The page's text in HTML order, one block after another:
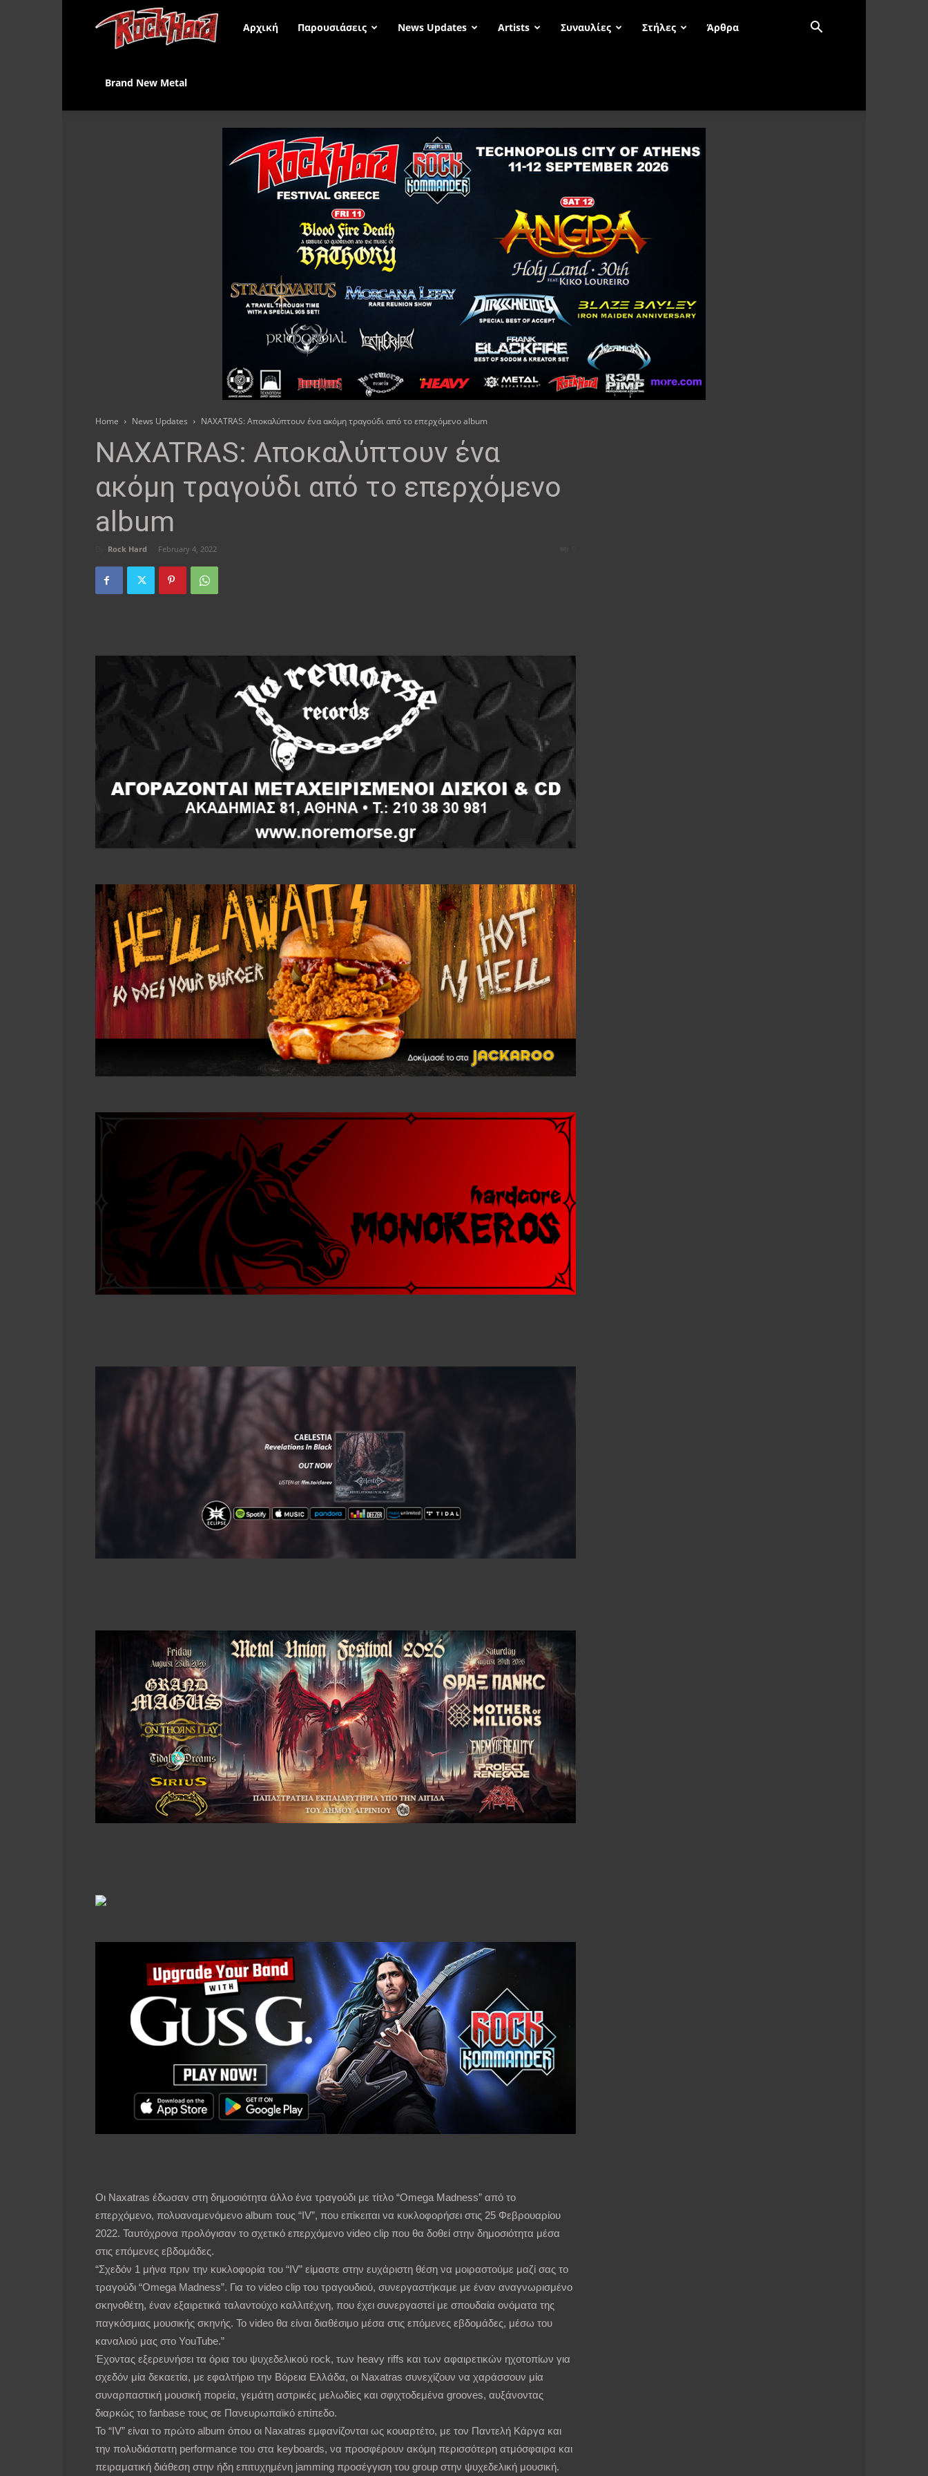
Rock
Αρχική Παρουσιάσεις News Updates Artists Συναυλίες Στήλες Άρθρα
Brand New Metal
Home News Updates NAXATRAS: Αποκαλύπτουν ένα ακόμη τραγούδι από το επερχόμενο album
NAXATRAS: Αποκαλύπτουν ένα
ακόμη τραγούδι από το επερχόμενο
album
Rock Hard February 4, 2022
Οι Naxatras έδωσαν στη δημοσιότητα άλλο ένα τραγούδι με τίτλο “Omega Madness” από το
επερχόμενο, πολυαναμενόμενο album τους “IV”, που επίκειται να κυκλοφορήσει στις 25 Φεβρουαρίου
2022. Ταυτόχρονα προλόγισαν το σχετικό επερχόμενο video clip που θα δοθεί στην δημοσιότητα μέσα
στις επόμενες εβδομάδες.
“Σχεδόν 1 μήνα πριν την κυκλοφορία του “IV” είμαστε στην ευχάριστη θέση να μοιραστούμε μαζί σας το
τραγούδι “Omega Madness”. Για το video clip του τραγουδιού, συνεργαστήκαμε με έναν αναγνωρισμένο
σκηνοθέτη, έναν εξαιρετικά ταλαντούχο καλλιτέχνη, που έχει συνεργαστεί με σπουδαία ονόματα της
παγκόσμιας μουσικής σκηνής. Το video θα είναι διαθέσιμο μέσα στις επόμενες εβδομάδες, μέσω του
καναλιού μας στο YouTube.”
Έχοντας εξερευνήσει τα όρια του ψυχεδελικού rock, των heavy riffs και των αφαιρετικών ηχοτοπίων για
σχεδόν μία δεκαετία, με εφαλτήριο την Βόρεια Ελλάδα, οι Naxatras συνεχίζουν να χαράσσουν μία
συναρπαστική μουσική πορεία, γεμάτη αστρικές μελωδίες και σφιχτοδεμένα grooves, αυξάνοντας
διαρκώς το fanbase τους σε Πανευρωπαϊκό επίπεδο.
Το “IV” είναι το πρώτο album όπου οι Naxatras εμφανίζονται ως κουαρτέτο, με τον Παντελή Κάργα και
την πολυδιάστατη performance του στα keyboards, να προσφέρουν ακόμη περισσότερη ατμόσφαιρα και
πειραματική διάθεση στην ήδη επιτυχημένη jamming προσέγγιση του group στην ψυχεδελική μουσική.